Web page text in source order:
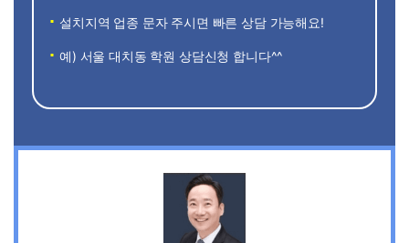
설치지역 업종 문자 주시면 빠른 상담 가능해요!
예) 서울 대치동 학원 상담신청 합니다^^